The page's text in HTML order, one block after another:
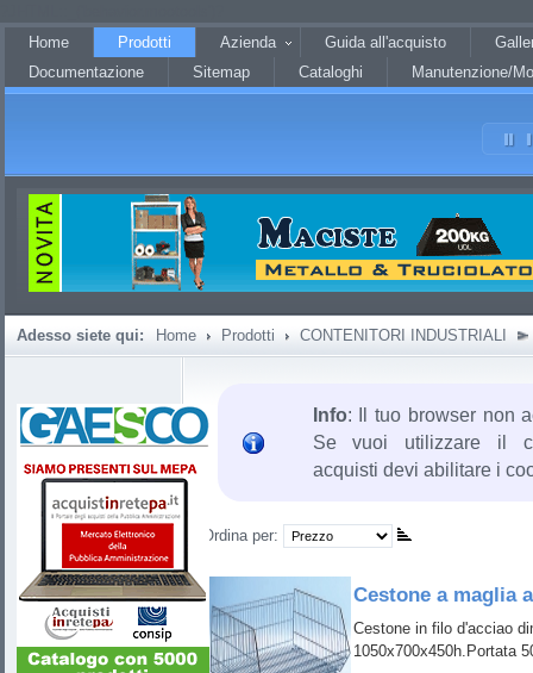
Home
Prodotti Azienda Guida all'acquisto
Documentazione
Sitemap Cataloghi Manutenzione/
Adesso siete qui: Home Prodotti CONTENITORI INDUSTRIALI
Info: Il tuo browser non
Se vuoi utilizzare il
acquisti devi abilitare i
Ordina per:
Cestone a maglia
Cestone in filo d'acciao
1050x700x450h.Portata